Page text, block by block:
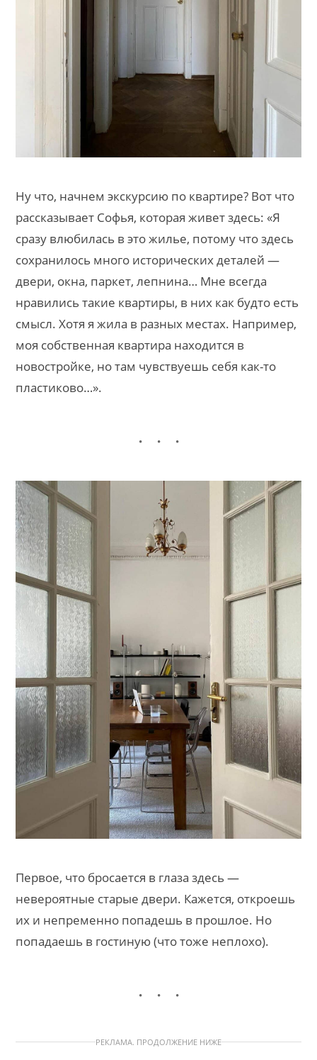
Ну что, начнем экскурсию по квартире? Вот что
рассказывает Софья, которая живет здесь: «Я
сразу влюбилась в это жилье, потому что здесь
сохранилось много исторических деталей —
двери, окна, паркет, лепнина… Мне всегда
нравились такие квартиры, в них как будто есть
смысл. Хотя я жила в разных местах. Например,
моя собственная квартира находится в
новостройке, но там чувствуешь себя как-то
пластиково…».
Первое, что бросается в глаза здесь —
невероятные старые двери. Кажется, откроешь
их и непременно попадешь в прошлое. Но
попадаешь в гостиную (что тоже неплохо).
РЕКЛАМА. ПРОДОЛЖЕНИЕ НИЖЕ